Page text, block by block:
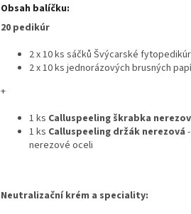
Obsah balíčku:
20 pedikúr
2 x 10 ks sáčků Švýcarské
2 x 10 ks jednorázových brusných
+
1 ks Calluspeeling škrabka
1 ks Calluspeeling držák nerezová
nerezové oceli
Neutralizační krém a speciality: